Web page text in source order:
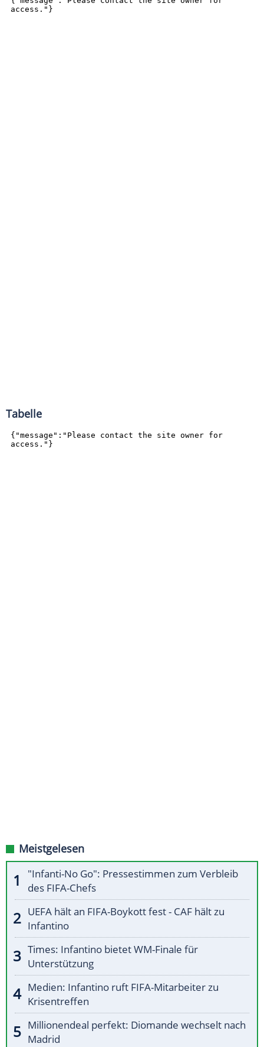
Tabelle
Meistgelesen
"Infanti-No Go": Pressestimmen zum Verbleib
des FIFA-Chefs
UEFA hält an FIFA-Boykott fest - CAF hält zu
Infantino
Times: Infantino bietet WM-Finale für
Unterstützung
Medien: Infantino ruft FIFA-Mitarbeiter zu
Krisentreffen
Millionendeal perfekt: Diomande wechselt nach
Madrid